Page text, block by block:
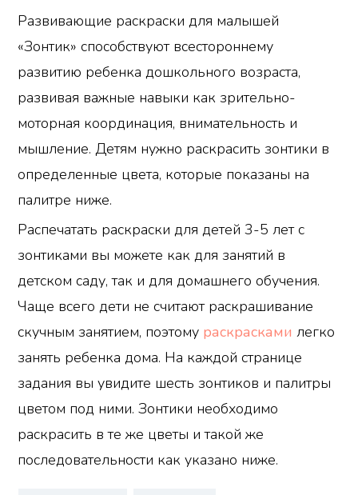
Развивающие раскраски для малышей
«Зонтик» способствуют всестороннему
развитию ребенка дошкольного возраста,
развивая важные навыки как зрительно-
моторная координация, внимательность и
мышление. Детям нужно раскрасить зонтики в
определенные цвета, которые показаны на
палитре ниже.
Распечатать раскраски для детей 3-5 лет с
зонтиками вы можете как для занятий в
детском саду, так и для домашнего обучения.
Чаще всего дети не считают раскрашивание
скучным занятием, поэтому раскрасками легко
занять ребенка дома. На каждой странице
задания вы увидите шесть зонтиков и палитры
цветом под ними. Зонтики необходимо
раскрасить в те же цветы и такой же
последовательности как указано ниже.